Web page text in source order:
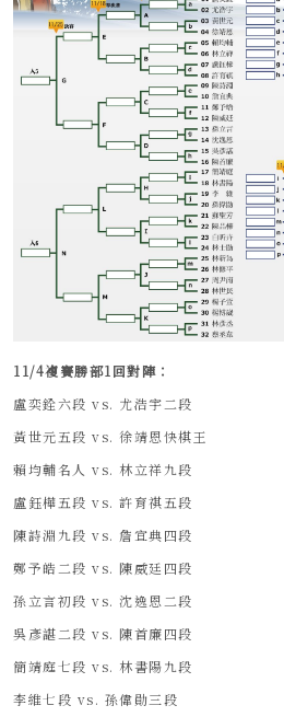
11/4複賽勝部1回對陣：
盧奕銓六段 vs. 尤浩宇二段
黃世元五段 vs. 徐靖恩快棋王
賴均輔名人 vs. 林立祥九段
盧鈺樺五段 vs. 許育祺五段
陳詩淵九段 vs. 詹宜典四段
鄭予皓二段 vs. 陳威廷四段
孫立言初段 vs. 沈逸恩二段
吳彥諶二段 vs. 陳首廉四段
簡靖庭七段 vs. 林書陽九段
李維七段 vs. 孫偉勛三段